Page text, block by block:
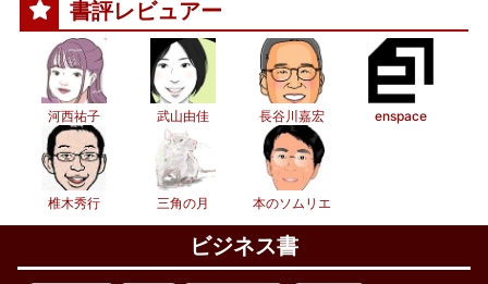
書評レビュアー
河西祐子 武山由佳 長谷川嘉宏 enspace
椎木秀行 三角の月 本のソムリエ
ビジネス書